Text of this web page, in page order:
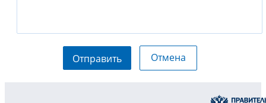
Отправить Отмена